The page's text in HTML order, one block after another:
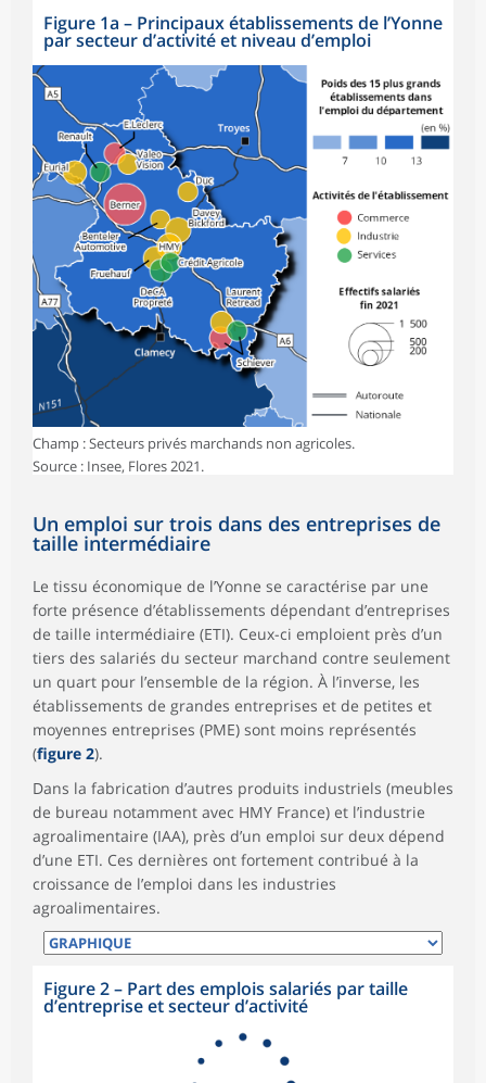
Figure 1a – Principaux établissements de l’Yonne
par secteur d’activité et niveau d’emploi
Champ : Secteurs privés marchands non agricoles.
Source : Insee, Flores 2021.
Un emploi sur trois dans des entreprises de
taille intermédiaire
Le tissu économique de l’Yonne se caractérise par une
forte présence d’établissements dépendant d’entreprises
de taille intermédiaire (ETI). Ceux-ci emploient près d’un
tiers des salariés du secteur marchand contre seulement
un quart pour l’ensemble de la région. À l’inverse, les
établissements de grandes entreprises et de petites et
moyennes entreprises (PME) sont moins représentés
(figure 2).
Dans la fabrication d’autres produits industriels (meubles
de bureau notamment avec HMY France) et l’industrie
agroalimentaire (IAA), près d’un emploi sur deux dépend
d’une ETI. Ces dernières ont fortement contribué à la
croissance de l’emploi dans les industries
agroalimentaires.
Figure 2– Part des emplois salariés par taille
d’entreprise et secteur d’activité